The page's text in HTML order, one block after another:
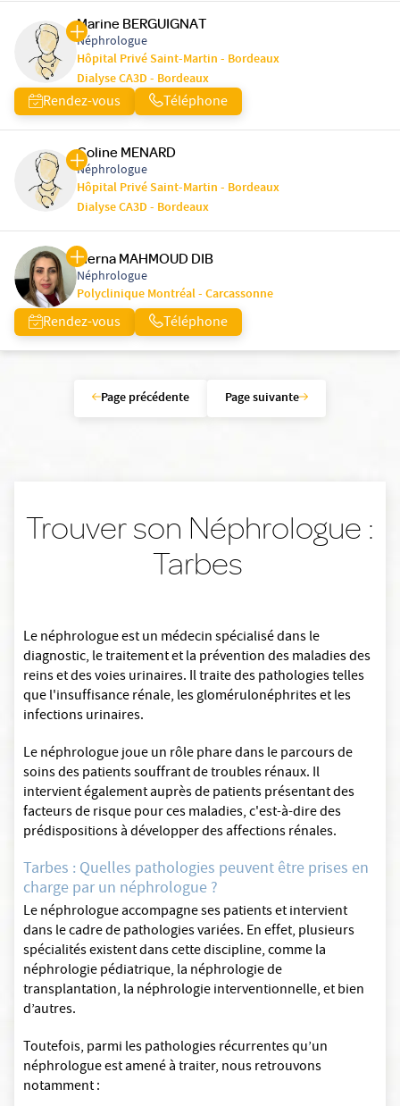
Marine BERGUIGNAT
Néphrologue
Hôpital Privé Saint-Martin - Bordeaux
Dialyse CA3D - Bordeaux
Rendez-vous Téléphone
Coline MENARD
Néphrologue
Hôpital Privé Saint-Martin - Bordeaux
Dialyse CA3D - Bordeaux
Merna MAHMOUD DIB
Néphrologue
Polyclinique Montréal - Carcassonne
Rendez-vous Téléphone
Page précédente Page suivante
Trouver son Néphrologue :
Tarbes
Le néphrologue est un médecin spécialisé dans le
diagnostic, le traitement et la prévention des maladies des
reins et des voies urinaires. Il traite des pathologies telles
que l'insuffisance rénale, les glomérulonéphrites et les
infections urinaires.
Le néphrologue joue un rôle phare dans le parcours de
soins des patients souffrant de troubles rénaux. Il
intervient également auprès de patients présentant des
facteurs de risque pour ces maladies, c'est-à-dire des
prédispositions à développer des affections rénales.
Tarbes : Quelles pathologies peuvent être prises en
charge par un néphrologue ?
Le néphrologue accompagne ses patients et intervient
dans le cadre de pathologies variées. En effet, plusieurs
spécialités existent dans cette discipline, comme la
néphrologie pédiatrique, la néphrologie de
transplantation, la néphrologie interventionnelle, et bien
d’autres.
Toutefois, parmi les pathologies récurrentes qu’un
néphrologue est amené à traiter, nous retrouvons
notamment :